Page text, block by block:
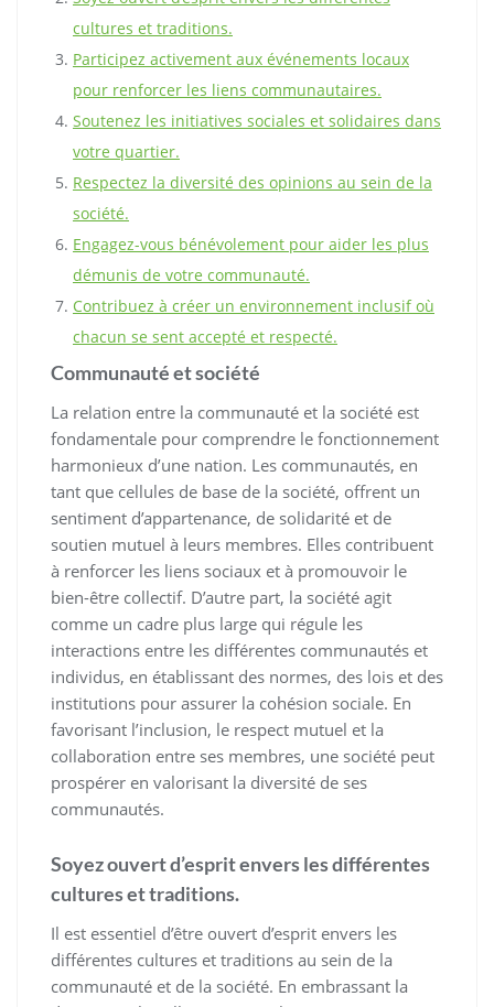
cultures et traditions.
Participez activement aux événements locaux
pour renforcer les liens communautaires.
Soutenez les initiatives sociales et solidaires dans
votre quartier.
Respectez la diversité des opinions au sein de la
société.
Engagez-vous bénévolement pour aider les plus
démunis de votre communauté.
Contribuez à créer un environnement inclusif où
chacun se sent accepté et respecté.
Communauté et société
La relation entre la communauté et la société est
fondamentale pour comprendre le fonctionnement
harmonieux d’une nation. Les communautés, en
tant que cellules de base de la société, offrent un
sentiment d’appartenance, de solidarité et de
soutien mutuel à leurs membres. Elles contribuent
à renforcer les liens sociaux et à promouvoir le
bien-être collectif. D’autre part, la société agit
comme un cadre plus large qui régule les
interactions entre les différentes communautés et
individus, en établissant des normes, des lois et des
institutions pour assurer la cohésion sociale. En
favorisant l’inclusion, le respect mutuel et la
collaboration entre ses membres, une société peut
prospérer en valorisant la diversité de ses
communautés.
Soyez ouvert d’esprit envers les différentes
cultures et traditions.
Il est essentiel d’être ouvert d’esprit envers les
différentes cultures et traditions au sein de la
communauté et de la société. En embrassant la